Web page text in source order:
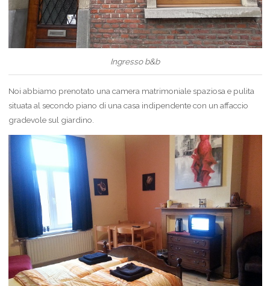
Ingresso b&b
Noi abbiamo prenotato una camera matrimoniale spaziosa e pulita
situata al secondo piano di una casa indipendente con un affaccio
gradevole sul giardino.